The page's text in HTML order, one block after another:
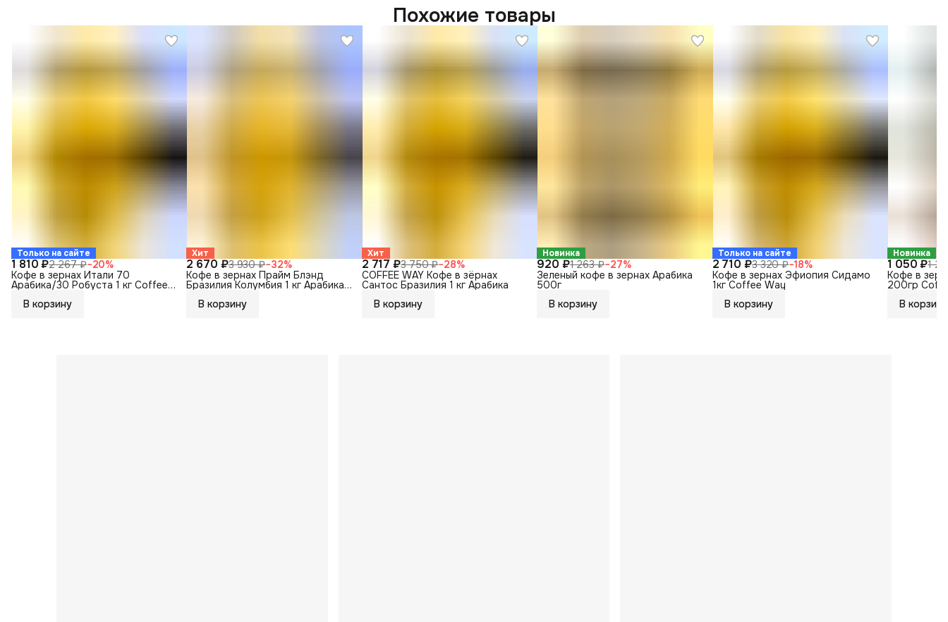
Похожие товары
Только на сайте
1 810 ₽2 267 ₽−20%
Кофе в зернах Итали 70
Арабика/30 Робуста 1 кг Coffee
В корзину
Хит
2 670 ₽3 930 ₽−32%
Кофе в зернах Прайм Блэнд
Бразилия Колумбия 1 кг Арабика
В корзину
Хит
2 717 ₽3 750 ₽−28%
COFFEE WAY Кофе в зёрнах
Сантос Бразилия 1 кг Арабика
В корзину
Новинка
920 ₽1 263 ₽−27%
Зеленый кофе в зернах Арабика
500г
В корзину
Только на сайте
2 710 ₽3 320 ₽−18%
Кофе в зернах Эфиопия Сидамо
1кг Coffee Way
В корзину
Новинка
1 050 ₽1
Кофе в
200гр
В корзину